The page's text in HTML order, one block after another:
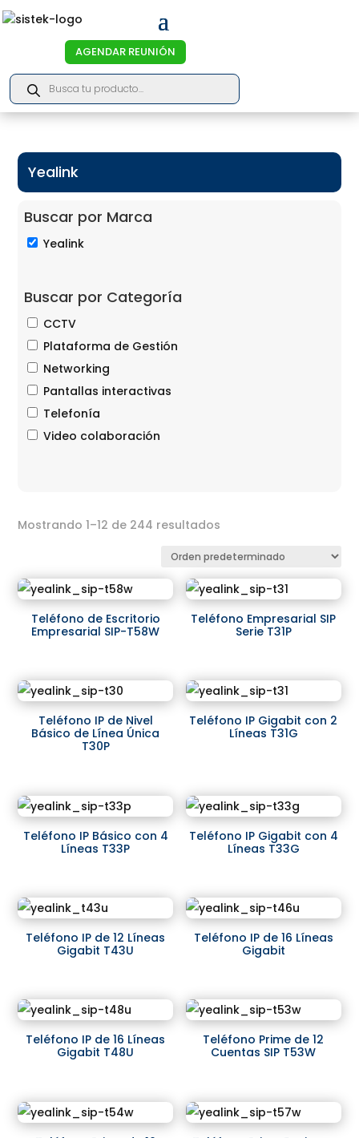
AGENDAR REUNIÓN
Products
search
Yealink
Buscar por Marca
Yealink
Buscar por Categoría
CCTV
Plataforma de Gestión
Networking
Pantallas interactivas
Telefonía
Video colaboración
Mostrando 1–12 de 244 resultados
Teléfono de Escritorio
Empresarial SIP-T58W
Teléfono Empresarial SIP
Serie T31P
Teléfono IP de Nivel
Básico de Línea Única
T30P
Teléfono IP Gigabit con 2
Líneas T31G
Teléfono IP Básico con 4
Líneas T33P
Teléfono IP Gigabit con 4
Líneas T33G
Teléfono IP de 12 Líneas
Gigabit T43U
Teléfono IP de 16 Líneas
Gigabit
Teléfono IP de 16 Líneas
Gigabit T48U
Teléfono Prime de 12
Cuentas SIP T53W